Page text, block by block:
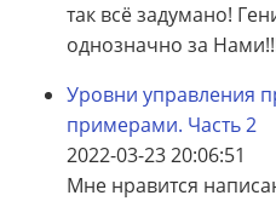
так всё задумано!
однозначно за
Уровни управления
примерами. Часть 2
2022-03-23 20:06:51
Мне нравится